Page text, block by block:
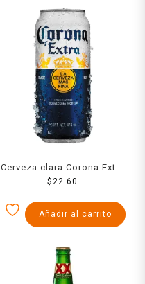
Cerveza clara Corona Extra
473 ml
$ 22.60
Añadir al carrito